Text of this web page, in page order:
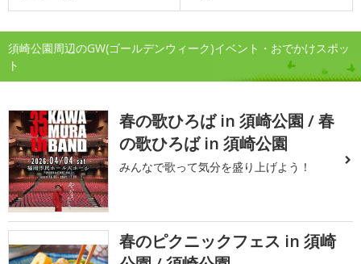
須崎公園周辺のGW(ゴールデンウィーク)イベント・おでかけスポッ
ト
春の歌ひろば in 須崎公園 / 春
の歌ひろば in 須崎公園
みんなで歌って気分を盛り上げよう！
春のピクニックフェス in 須崎